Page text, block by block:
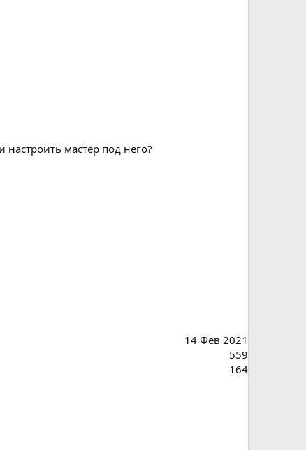
настроить мастер под него?
14 Фев 2021
559
164